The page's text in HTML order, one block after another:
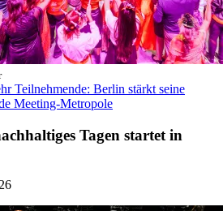
Teilnehmende: Berlin stärkt seine
Meeting-Metropole
Tagen startet in